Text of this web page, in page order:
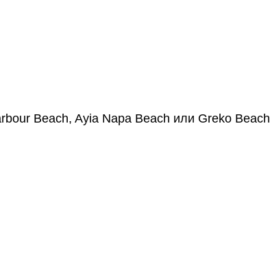
Beach, Ayia Napa Beach или Greko Beach